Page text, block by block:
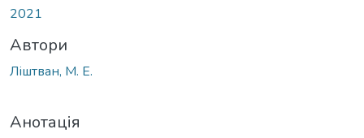
2021
Автори
Ліштван, М. Е.
Анотація